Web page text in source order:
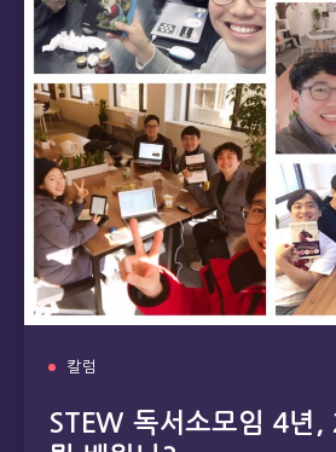
칼럼
STEW 독서소모임 4년